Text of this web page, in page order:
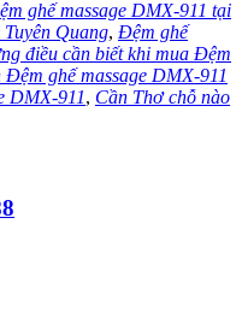
ghế massage DMX‑911 tại
Quang, Đệm ghế
điều cần biết khi mua Đệm
ghế massage DMX‑911
DMX‑911, Cần Thơ chỗ nào